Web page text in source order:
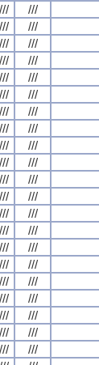
/// ///
/// ///
/// ///
/// ///
/// ///
/// ///
/// ///
/// ///
/// ///
/// ///
/// ///
/// ///
/// ///
/// ///
/// ///
/// ///
/// ///
/// ///
/// ///
/// ///
/// ///